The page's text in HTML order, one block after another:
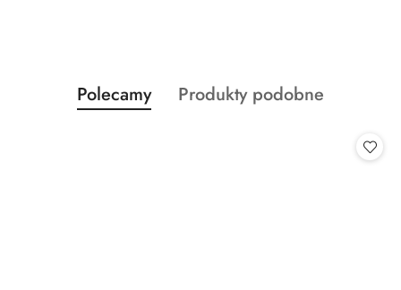
Pomiń karuzelę produktów
Produkty
o
Polecamy
Produkty
Produkty podobne